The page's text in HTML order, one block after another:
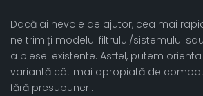
Dacă ai nevoie de ajutor, cea mai
ne trimiți modelul filtrului/sistemului
a piesei existente. Astfel, putem
variantă cât mai apropiată de
fără presupuneri.